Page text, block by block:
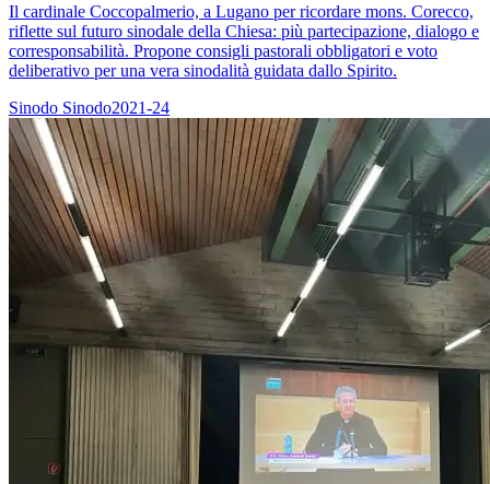
Il cardinale Coccopalmerio, a Lugano per ricordare mons. Corecco,
riflette sul futuro sinodale della Chiesa: più partecipazione, dialogo e
corresponsabilità. Propone consigli pastorali obbligatori e voto
deliberativo per una vera sinodalità guidata dallo Spirito.
Sinodo Sinodo2021-24